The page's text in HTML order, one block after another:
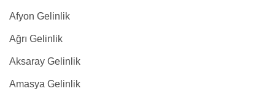
Afyon Gelinlik
Ağrı Gelinlik
Aksaray Gelinlik
Amasya Gelinlik